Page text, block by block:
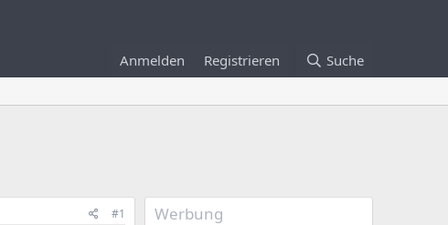
Anmelden Registrieren Suche
#1 Werbung